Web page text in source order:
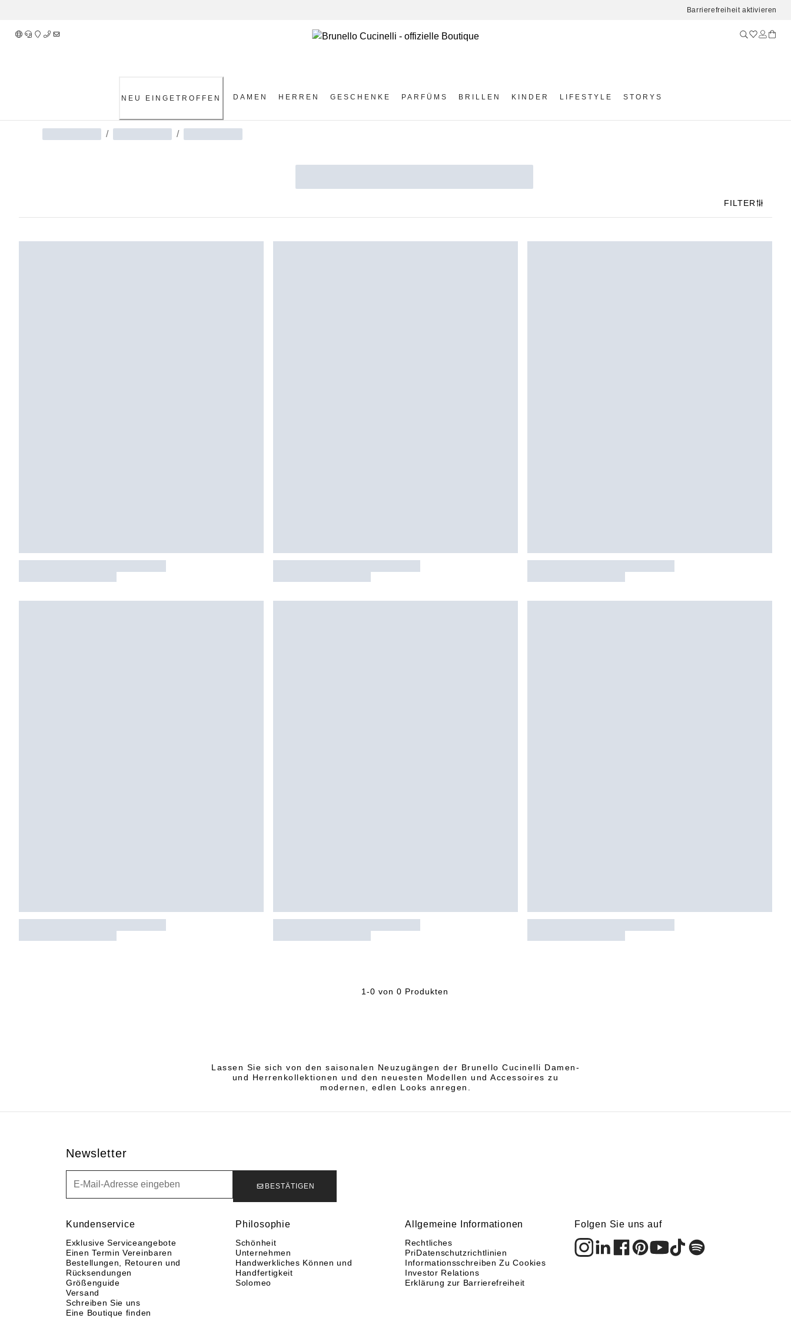
Barrierefreiheit aktivieren
NEU EINGETROFFEN DAMEN HERREN GESCHENKE PARFÜMS BRILLEN KINDER LIFESTYLE STORYS
/ /
FILTER
1-0 von 0 Produkten
Lassen Sie sich von den saisonalen Neuzugängen der Brunello Cucinelli Damen-
und Herrenkollektionen und den neuesten Modellen und Accessoires zu
modernen, edlen Looks anregen.
Newsletter
BESTÄTIGEN
Kundenservice
Exklusive Serviceangebote
Einen Termin Vereinbaren
Bestellungen, Retouren und
Rücksendungen
Größenguide
Versand
Schreiben Sie uns
Eine Boutique finden
Philosophie
Schönheit
Unternehmen
Handwerkliches Können und
Handfertigkeit
Solomeo
Allgemeine Informationen
Rechtliches
PriDatenschutzrichtlinien
Informationsschreiben Zu Cookies
Investor Relations
Erklärung zur Barrierefreiheit
Folgen Sie uns auf